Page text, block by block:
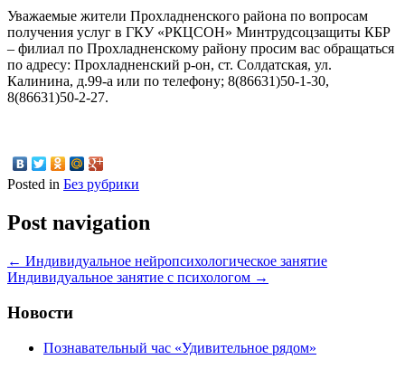
Уважаемые жители Прохладненского района по вопросам
получения услуг в ГКУ «РКЦСОН» Минтрудсоцзащиты КБР
– филиал по Прохладненскому району просим вас обращаться
по адресу: Прохладненский р-он, ст. Солдатская, ул.
Калинина, д.99-а или по телефону; 8(86631)50-1-30,
8(86631)50-2-27.
Posted in Без рубрики
Post navigation
← Индивидуальное нейропсихологическое занятие
Индивидуальное занятие с психологом →
Новости
Познавательный час «Удивительное рядом»